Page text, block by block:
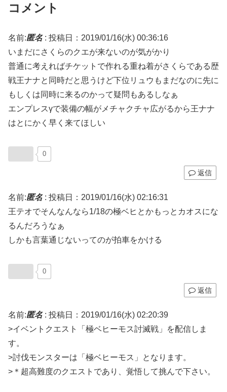
コメント
名前:匿名: 投稿日：2019/01/16(水) 00:36:16
いまだにさくらのクエが来ないのが気がかり
普通に考えればチケットで作れる重ね着がさくらである歴
戦王ナナと同時だと思うけど下位リュウもまだなのに先に
もしくは同時に来るのかって疑問もあるしなぁ
エンプレスγで装備の幅がメチャクチャ広がるから王ナナ
はとにかく早く来てほしい
0
返信
名前:匿名: 投稿日：2019/01/16(水) 02:16:31
王テオでそんなんなら1/18の極ベヒとかもっとカオスにな
るんだろうなぁ
しかも言葉通じないってのが拍車をかける
0
返信
名前:匿名: 投稿日：2019/01/16(水) 02:20:39
>イベントクエスト「極ベヒーモス討滅戦」を配信しま
す。
>討伐モンスターは「極ベヒーモス」となります。
>＊超高難度のクエストであり、覚悟して挑んで下さい。